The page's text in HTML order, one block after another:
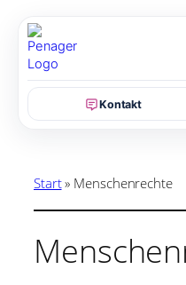
Inhalt
springen
Kontakt
Start» Menschenrechte